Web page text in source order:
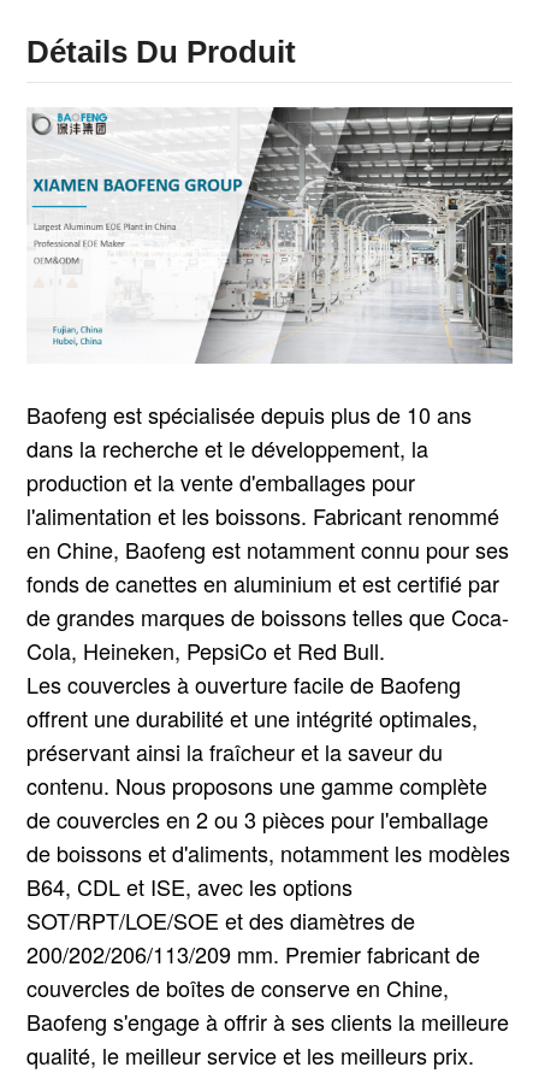
Détails Du Produit
Baofeng est spécialisée depuis plus de 10 ans
dans la recherche et le développement, la
production et la vente d'emballages pour
l'alimentation et les boissons. Fabricant renommé
en Chine, Baofeng est notamment connu pour ses
fonds de canettes en aluminium et est certifié par
de grandes marques de boissons telles que Coca-
Cola, Heineken, PepsiCo et Red Bull.
Les couvercles à ouverture facile de Baofeng
offrent une durabilité et une intégrité optimales,
préservant ainsi la fraîcheur et la saveur du
contenu. Nous proposons une gamme complète
de couvercles en 2 ou 3 pièces pour l'emballage
de boissons et d'aliments, notamment les modèles
B64, CDL et ISE, avec les options
SOT/RPT/LOE/SOE et des diamètres de
200/202/206/113/209 mm. Premier fabricant de
couvercles de boîtes de conserve en Chine,
Baofeng s'engage à offrir à ses clients la meilleure
qualité, le meilleur service et les meilleurs prix.